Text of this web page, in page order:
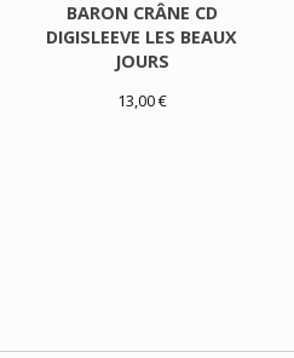
BARON CRÂNE CD
DIGISLEEVE LES BEAUX
JOURS
13,00€